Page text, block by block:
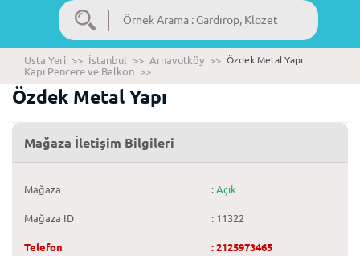
Usta Yeri >> İstanbul >> Arnavutköy >>
Kapı Pencere ve Balkon >>
Özdek Metal Yapı
Özdek Metal Yapı
Mağaza İletişim Bilgileri
Mağaza : Açık
Mağaza ID : 11322
Telefon : 2125973465